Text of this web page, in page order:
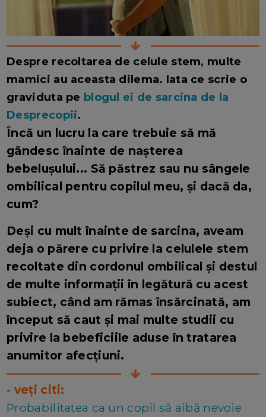
Despre recoltarea de celule stem, multe
mamici au aceasta dilema. Iata ce scrie o
graviduta pe blogul ei de sarcina de la
Desprecopii.
Încă un lucru la care trebuie să mă
gândesc înainte de nașterea
bebelușului... Să păstrez sau nu sângele
ombilical pentru copilul meu, și dacă da,
cum?
Deși cu mult înainte de sarcina, aveam
deja o părere cu privire la celulele stem
recoltate din cordonul ombilical și destul
de multe informații în legătură cu acest
subiect, când am rămas însărcinată, am
început să caut și mai multe studii cu
privire la bebeficiile aduse în tratarea
anumitor afecțiuni.
- veți citi:
Probabilitatea ca un copil să aibă nevoie